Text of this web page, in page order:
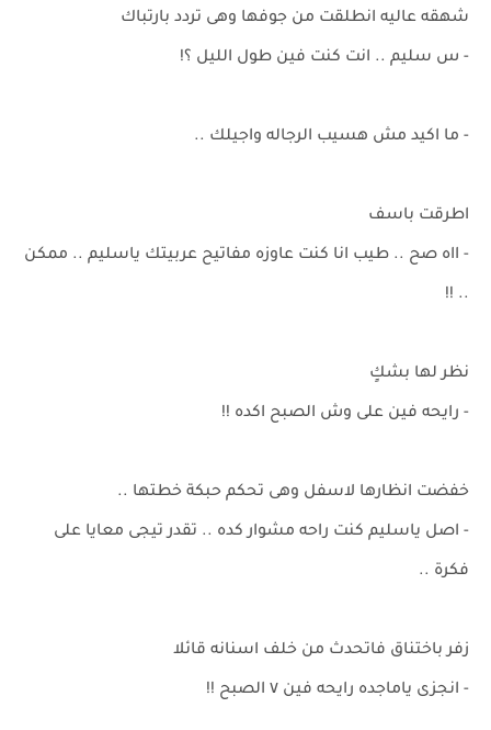
شهقه عاليه انطلقت من جوفها وهى تردد بارتباك
- س سليم .. انت كنت فين طول الليل ؟!
- ما اكيد مش هسيب الرجاله واجيلك ..
اطرقت باسف
- ااه صح .. طيب انا كنت عاوزه مفاتيح عربيتك ياسليم .. ممكن
.. !!
نظر لها بشكٍ
- رايحه فين على وش الصبح اكده !!
خفضت انظارها لاسفل وهى تحكم حبكة خطتها ..
- اصل ياسليم كنت راحه مشوار كده .. تقدر تيجى معايا على
فكرة ..
زفر باختناق فاتحدث من خلف اسنانه قائلا
- انجزى ياماجده رايحه فين ٧ الصبح !!